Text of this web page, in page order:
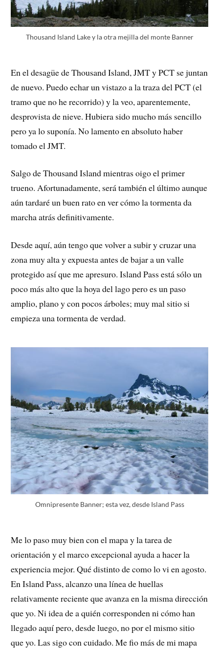
Thousand Island Lake y la otra mejilla del monte Banner
En el desagüe de Thousand Island, JMT y PCT se juntan
de nuevo. Puedo echar un vistazo a la traza del PCT (el
tramo que no he recorrido) y la veo, aparentemente,
desprovista de nieve. Hubiera sido mucho más sencillo
pero ya lo suponía. No lamento en absoluto haber
tomado el JMT.
Salgo de Thousand Island mientras oigo el primer
trueno. Afortunadamente, será también el último aunque
aún tardaré un buen rato en ver cómo la tormenta da
marcha atrás definitivamente.
Desde aquí, aún tengo que volver a subir y cruzar una
zona muy alta y expuesta antes de bajar a un valle
protegido así que me apresuro. Island Pass está sólo un
poco más alto que la hoya del lago pero es un paso
amplio, plano y con pocos árboles; muy mal sitio si
empieza una tormenta de verdad.
Omnipresente Banner; esta vez, desde Island Pass
Me lo paso muy bien con el mapa y la tarea de
orientación y el marco excepcional ayuda a hacer la
experiencia mejor. Qué distinto de como lo vi en agosto.
En Island Pass, alcanzo una línea de huellas
relativamente reciente que avanza en la misma dirección
que yo. Ni idea de a quién corresponden ni cómo han
llegado aquí pero, desde luego, no por el mismo sitio
que yo. Las sigo con cuidado. Me fio más de mi mapa